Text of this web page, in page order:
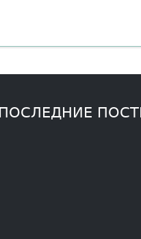
ПОСЛЕДНИЕ